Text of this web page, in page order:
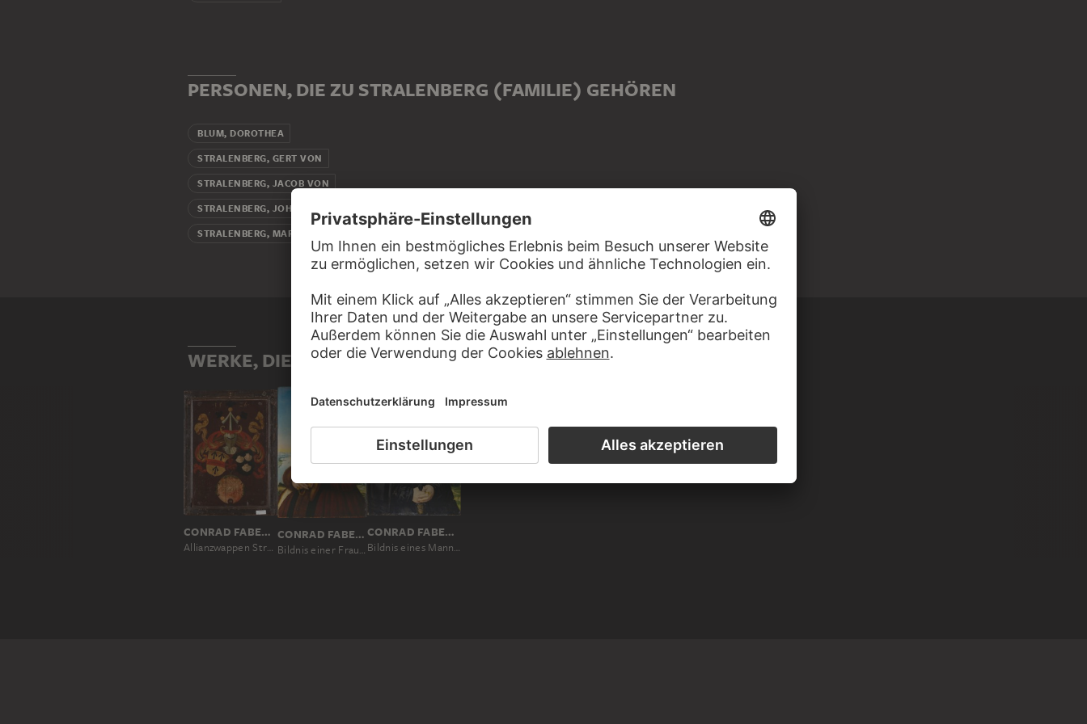
PERSONEN, DIE ZU STRALENBERG (FAMILIE) GEHÖREN
BLUM, DOROTHEA
STRALENBERG, GERT VON
STRALENBERG, JACOB VON
STRALENBERG, JOHANN
STRALENBERG, MARGARETE
WERKE, DIE MIT STRALENBERG (FAMILIE) IN VERBINDUNG STEHEN
CONRAD FABER VON KREUZNACH
Allianzwappen Stralenberg/Stalburg
CONRAD FABER VON KREUZNACH
Bildnis einer Frau der Familie Stralenberg (?)
CONRAD FABER VON KREUZNACH
Bildnis eines Mannes aus der Familie Stralenberg (?)